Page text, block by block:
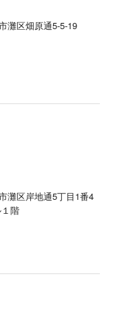
灘区畑原通5-5-19
灘区岸地通5丁目1番4
階